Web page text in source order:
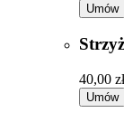
Umów
40,00 zł
Umów